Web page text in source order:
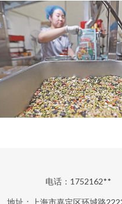
电话：1752162**
地址：上海市嘉定区环城路